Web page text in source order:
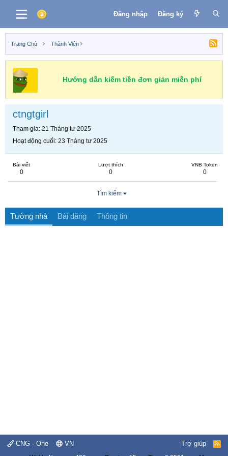
Đăng nhập Đăng ký
Trang Chủ Thành Viên
Hướng dẫn kiếm tiền đơn giản miễn phí
ctngtgirl
Tham gia 21 Tháng tư 2025
Hoạt động cuối 23 Tháng tư 2025
Bài viết
0
Lượt thích
0
VNB Token
0
Tìm kiếm
Tường nhà Bài đăng Thông tin
CNG - One VN Trợ giúp
R